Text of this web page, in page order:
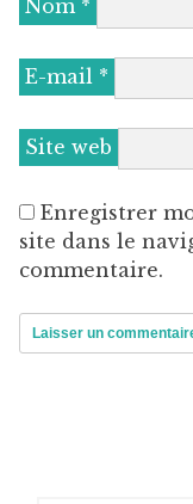
Nom *
E-mail *
Site web
Enregistrer
site dans le
commentaire.